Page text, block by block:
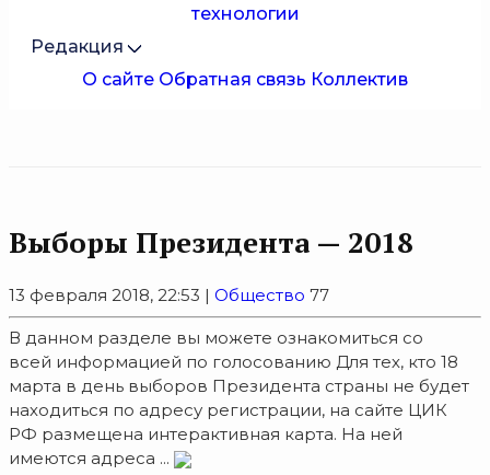
технологии
Редакция
О сайте Обратная связь Коллектив
Выборы Президента — 2018
13 февраля 2018, 22:53 | Общество 77
В данном разделе вы можете ознакомиться со
всей информацией по голосованию Для тех, кто 18
марта в день выборов Президента страны не будет
находиться по адресу регистрации, на сайте ЦИК
РФ размещена интерактивная карта. На ней
имеются адреса ...